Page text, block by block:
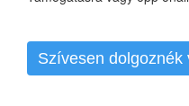
Szívesen dolgoznék